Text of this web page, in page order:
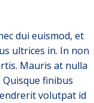
dui euismod, et
ultrices in. In non
Mauris at nulla
finibus
volutpat id